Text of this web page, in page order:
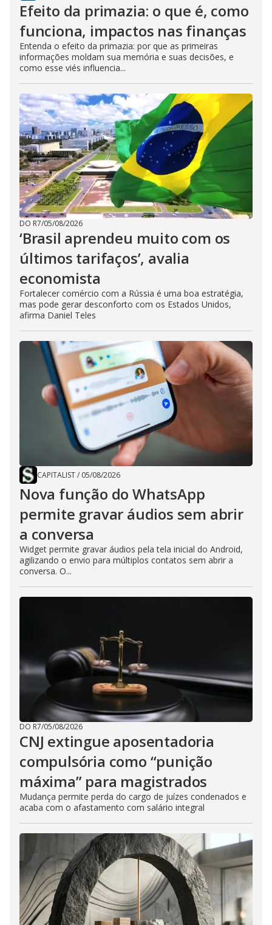
Efeito da primazia: o que é, como
funciona, impactos nas finanças
Entenda o efeito da primazia: por que as primeiras
informações moldam sua memória e suas decisões, e
como esse viés influencia...
DO R7/05/08/2026
‘Brasil aprendeu muito com os
últimos tarifaços’, avalia
economista
Fortalecer comércio com a Rússia é uma boa estratégia,
mas pode gerar desconforto com os Estados Unidos,
afirma Daniel Teles
CAPITALIST/ 05/08/2026
Nova função do WhatsApp
permite gravar áudios sem abrir
a conversa
Widget permite gravar áudios pela tela inicial do Android,
agilizando o envio para múltiplos contatos sem abrir a
conversa. O...
DO R7/05/08/2026
CNJ extingue aposentadoria
compulsória como “punição
máxima” para magistrados
Mudança permite perda do cargo de juízes condenados e
acaba com o afastamento com salário integral